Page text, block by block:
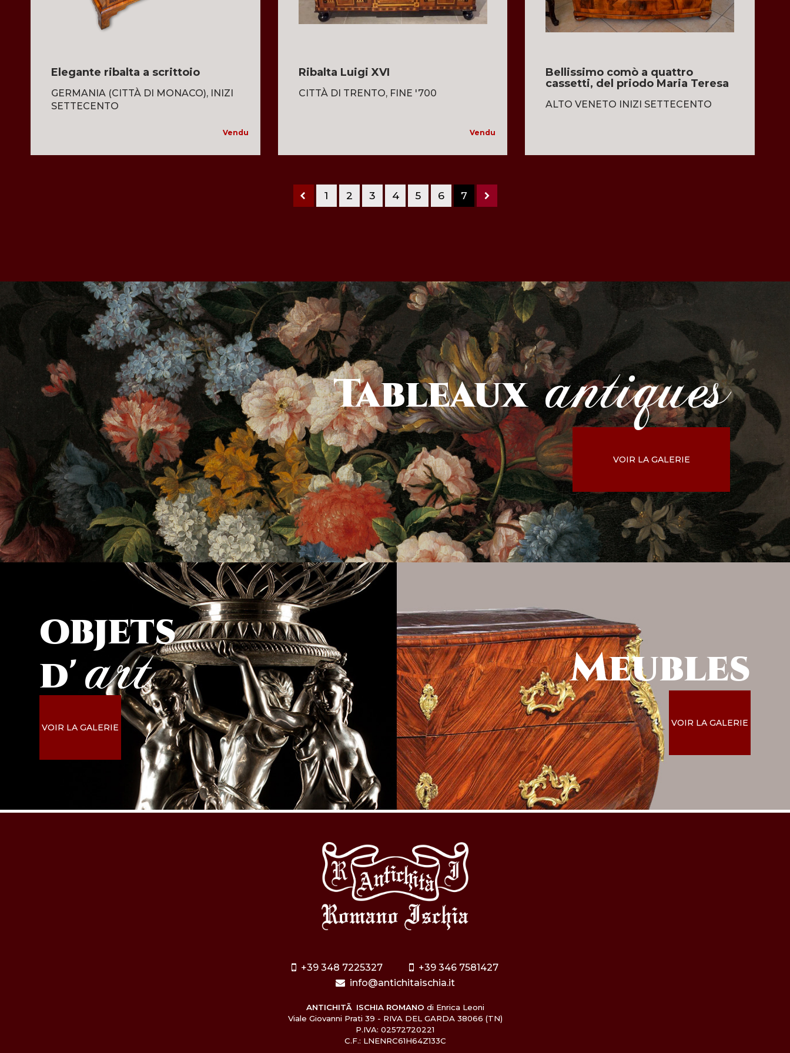
Elegante ribalta a scrittoio
GERMANIA (CITTÀ DI MONACO), INIZI
SETTECENTO
Vendu
Ribalta Luigi XVI
CITTÀ DI TRENTO, FINE '700
Vendu
Bellissimo comò a quattro
cassetti, del priodo Maria Teresa
ALTO VENETO INIZI SETTECENTO
1 2 3 4 5 6 7
Tableaux antiques
VOIR LA GALERIE
objets
d' art
VOIR LA GALERIE
Meubles
VOIR LA GALERIE
+39 348 7225327
+39 346 7581427
info@antichitaischia.it
ANTICHITÃ ISCHIA ROMANO di Enrica Leoni
Viale Giovanni Prati 39 - RIVA DEL GARDA 38066 (TN)
P.IVA: 02572720221
C.F.: LNENRC61H64Z133C